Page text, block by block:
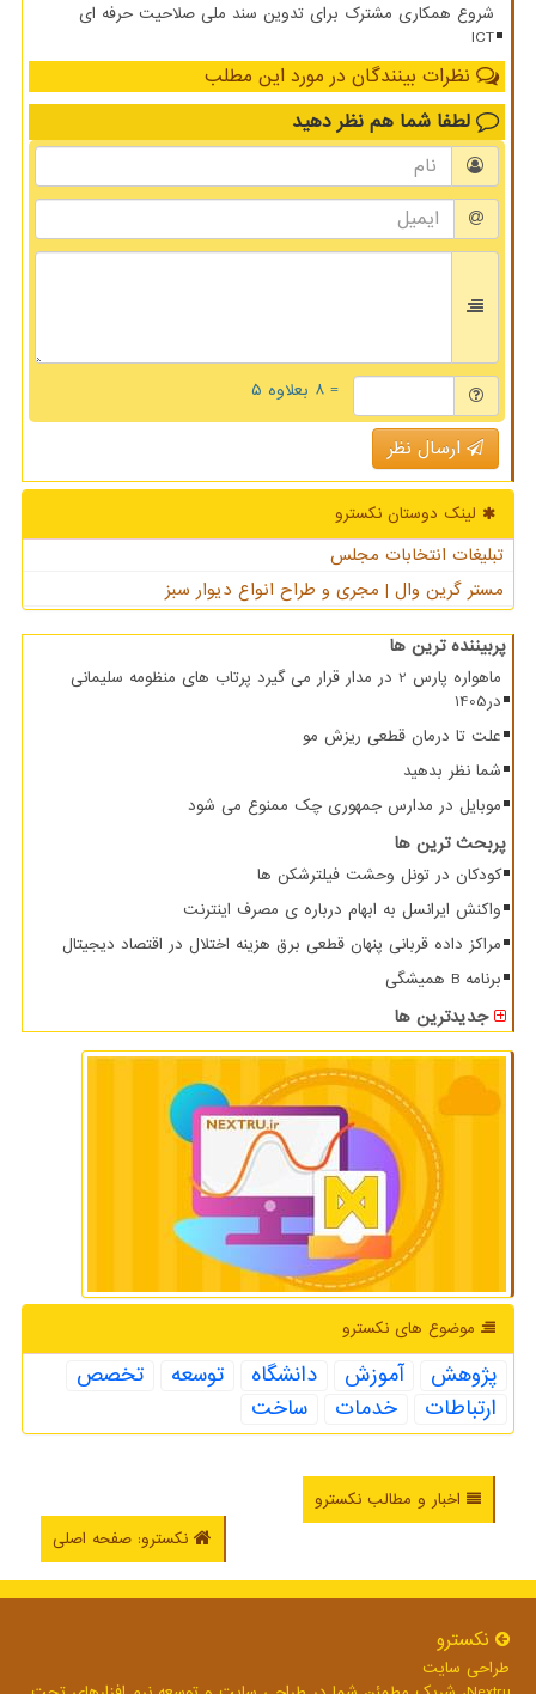
شروع همکاری مشترک برای تدوین سند ملی صلاحیت حرفه ای
ICT
نظرات بینندگان در مورد این مطلب
لطفا شما هم نظر دهید
= ۸ بعلاوه ۵
ارسال نظر
لینک دوستان نكسترو
تبلیغات انتخابات مجلس
مستر گرین وال | مجری و طراح انواع دیوار سبز
پربیننده ترین ها
ماهواره پارس 2 در مدار قرار می گیرد پرتاب های منظومه سلیمانی
در1405
علت تا درمان قطعی ریزش مو
شما نظر بدهید
موبایل در مدارس جمهوری چک ممنوع می شود
پربحث ترین ها
کودکان در تونل وحشت فیلترشکن ها
واکنش ایرانسل به ابهام درباره ی مصرف اینترنت
مراکز داده قربانی پنهان قطعی برق هزینه اختلال در اقتصاد دیجیتال
برنامه B همیشگی
جدیدترین ها
موضوع های نكسترو
پژوهش آموزش دانشگاه توسعه
تخصص
ارتباطات
خدمات ساخت
اخبار و مطالب نکسترو
نکسترو: صفحه اصلی
نكسترو
طراحی سایت